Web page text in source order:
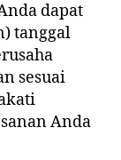
dapat
tanggal
sesuai
Anda